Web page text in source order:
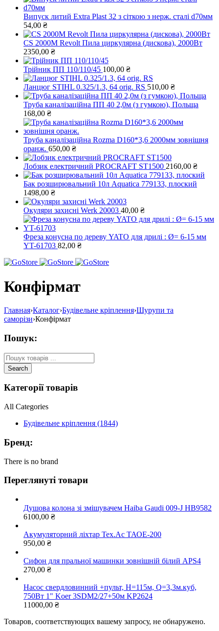
Випуск литий Extra Plast 32 з сіткою з нерж. сталі d70мм
54,00 ₴
CS 2000M Revolt Пила циркулярна (дискова), 2000Вт
2350,00 ₴
Трійник ПП 110/110/45 100,00 ₴
Ланцюг STIHL 0.325/1.3, 64 orig. RS 510,00 ₴
Труба каналізаційна ПП 40 2,0м (з гумкою), Польща
168,00 ₴
Труба каналізаційна Rozma D160*3,6 2000мм зовнішня
оранж. 650,00 ₴
Лобзик електричний PROCRAFT ST1500 2160,00 ₴
Бак розширювальний 10л Aquatica 779133, плоский
1498,00 ₴
Окуляри захисні Werk 20003 40,00 ₴
Фреза конусна по дереву YATO для дрилі : Ø= 6-15 мм
YT-61703 82,00 ₴
Конфірмат
Главная›Каталог›Будівельне кріплення›Шурупи та
саморізи›Конфірмат
Пошук:
Категорії товарів
All Categories
Будівельне кріплення (1844)
Бренд:
There is no brand
Переглянуті товари
Душова колона зі змішувачем Haiba Gaudi 009-J HB9582
6100,00 ₴
Акумуляторний ліхтар Тех.Ас ТАОЕ-200
950,00 ₴
Сифон для пральної машинки зовнішній білий APS4
270,00 ₴
Насос свердловинний +пульт, Н=115м, Q=3,3м.куб,
750Вт 1" Koer 3SDM2/27+50м KP2624
11000,00 ₴
Товаров, соответствующих вашему запросу, не обнаружено.